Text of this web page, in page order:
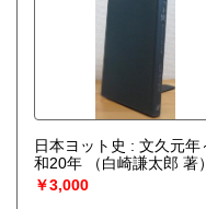
日本ヨット史 : 文久元年
和20年
（白崎謙太郎 著）
￥3,000